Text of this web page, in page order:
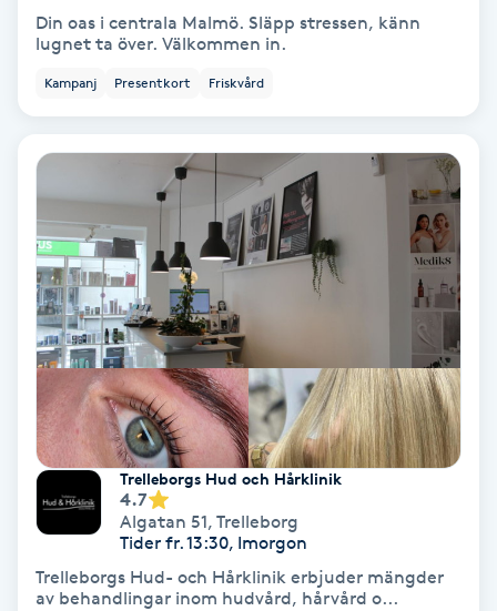
Regndroppsmassage
Reiki
Reiki massage
Restorative Yoga
Rosacea
Rosenmetoden
Ryggmassage
Samtalsterapi
Senioryoga
Din oas i centrala Malmö. Släpp stressen, känn
lugnet ta över. Välkommen in.
Kampanj Presentkort Friskvård
Trelleborgs Hud och Hårklinik
4.7
Algatan 51, Trelleborg
Tider fr. 13:30, Imorgon
Trelleborgs Hud- och Hårklinik erbjuder mängder
av behandlingar inom hudvård, hårvård o...